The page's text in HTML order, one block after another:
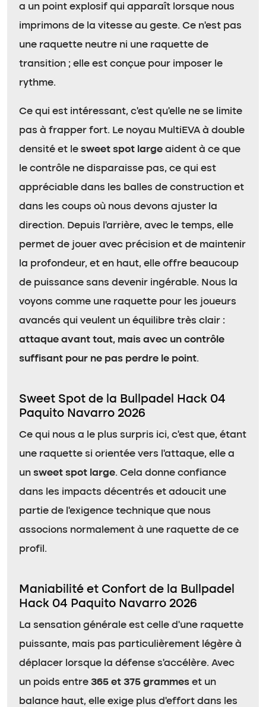
a un point explosif qui apparaît lorsque nous
imprimons de la vitesse au geste. Ce n’est pas
une raquette neutre ni une raquette de
transition ; elle est conçue pour imposer le
rythme.
Ce qui est intéressant, c’est qu’elle ne se limite
pas à frapper fort. Le noyau MultiEVA à double
densité et le sweet spot large aident à ce que
le contrôle ne disparaisse pas, ce qui est
appréciable dans les balles de construction et
dans les coups où nous devons ajuster la
direction. Depuis l’arrière, avec le temps, elle
permet de jouer avec précision et de maintenir
la profondeur, et en haut, elle offre beaucoup
de puissance sans devenir ingérable. Nous la
voyons comme une raquette pour les joueurs
avancés qui veulent un équilibre très clair :
attaque avant tout, mais avec un contrôle
suffisant pour ne pas perdre le point.
Sweet Spot de la Bullpadel Hack 04
Paquito Navarro 2026
Ce qui nous a le plus surpris ici, c’est que, étant
une raquette si orientée vers l’attaque, elle a
un sweet spot large. Cela donne confiance
dans les impacts décentrés et adoucit une
partie de l’exigence technique que nous
associons normalement à une raquette de ce
profil.
Maniabilité et Confort de la Bullpadel
Hack 04 Paquito Navarro 2026
La sensation générale est celle d’une raquette
puissante, mais pas particulièrement légère à
déplacer lorsque la défense s’accélère. Avec
un poids entre 365 et 375 grammes et un
balance haut, elle exige plus d’effort dans les